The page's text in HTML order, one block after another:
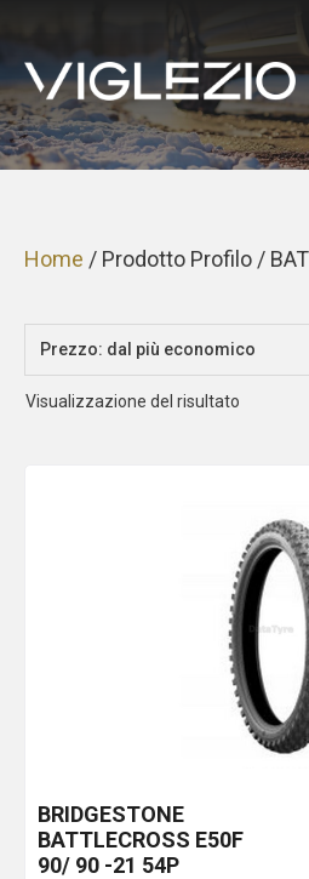
contenuto
Home / Prodotto Profilo /
Visualizzazione del risultato
BRIDGESTONE
BATTLECROSS E50F
90/ 90 -21 54P